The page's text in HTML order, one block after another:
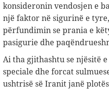
konsideronin vendosjen e
një faktor në sigurinë e
përfundimin se prania e
pasigurie dhe
Ai tha gjithashtu se njësitë
speciale dhe forcat
ushtrisë së Iranit janë